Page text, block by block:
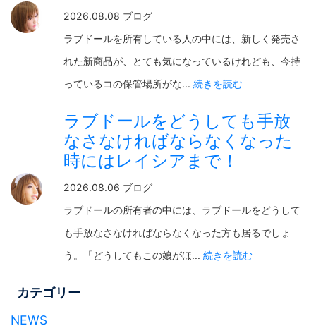
2026.08.08 ブログ
ラブドールを所有している人の中には、新しく発売さ
れた新商品が、とても気になっているけれども、今持
っているコの保管場所がな... 続きを読む
ラブドールをどうしても手放
なさなければならなくなった
時にはレイシアまで！
2026.08.06 ブログ
ラブドールの所有者の中には、ラブドールをどうして
も手放なさなければならなくなった方も居るでしょ
う。「どうしてもこの娘がほ... 続きを読む
カテゴリー
NEWS